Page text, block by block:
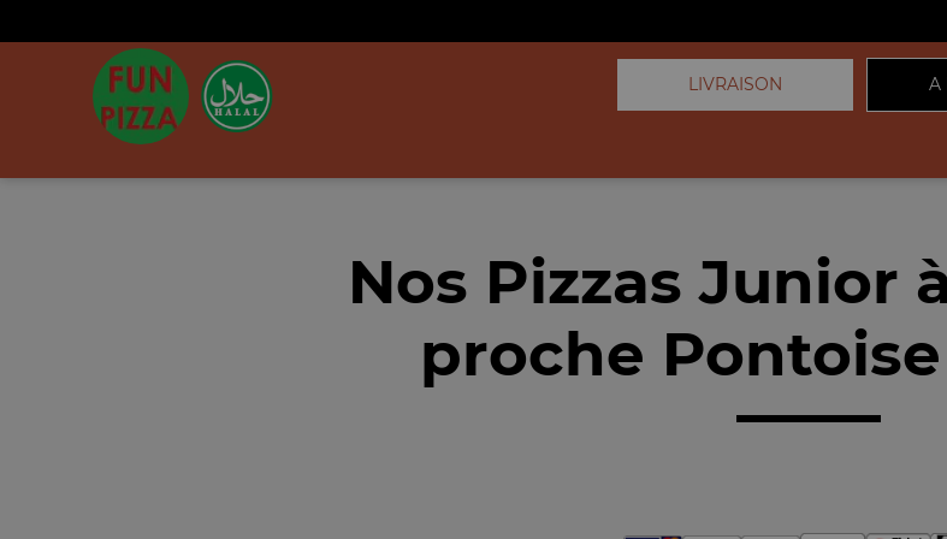
LIVRAISON A
Nos Pizzas Junior
proche